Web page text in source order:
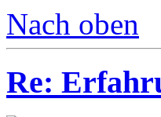
Nach oben
Re: